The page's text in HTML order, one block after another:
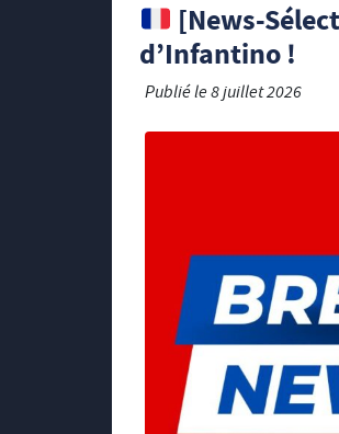
[News-
d’Infantino !
Publié le8 juillet 2026